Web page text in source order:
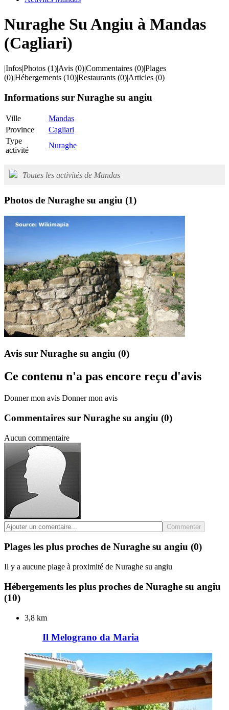
Nuraghe Su Angiu à Mandas
(Cagliari)
|Infos|Photos (1)|Avis (0)|Commentaires (0)|Plages
(0)|Hébergements (10)|Restaurants (0)|Articles (0)
Informations sur Nuraghe su angiu
Ville
Mandas
Province
Cagliari
Type
activité
Nuraghe
Toutes les activités de Mandas
Photos de Nuraghe su angiu (1)
Avis sur Nuraghe su angiu (0)
Ce contenu n'a pas encore reçu d'avis
Donner mon avis Donner mon avis
Commentaires sur Nuraghe su angiu (0)
Aucun commentaire
Commenter
Plages les plus proches de Nuraghe su angiu (0)
Il y a aucune plage à proximité de Nuraghe su angiu
Hébergements les plus proches de Nuraghe su angiu
(10)
3,8 km
Il Melograno da Maria